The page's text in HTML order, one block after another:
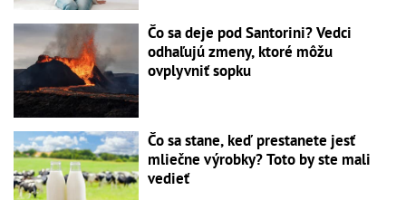
Čo sa deje pod Santorini? Vedci
odhaľujú zmeny, ktoré môžu
ovplyvniť sopku
Čo sa stane, keď prestanete jesť
mliečne výrobky? Toto by ste mali
vedieť